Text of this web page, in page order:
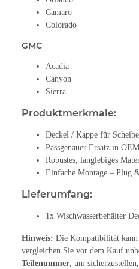
Camaro
Colorado
GMC
Acadia
Canyon
Sierra
Produktmerkmale:
Deckel / Kappe für
Passgenauer Ersatz in
Robustes, langlebiges
Einfache Montage – Plug
Lieferumfang:
1x Wischwasserbehälter
Hinweis: Die Kompatibilität
vergleichen Sie vor dem Kauf
Teilenummer, um